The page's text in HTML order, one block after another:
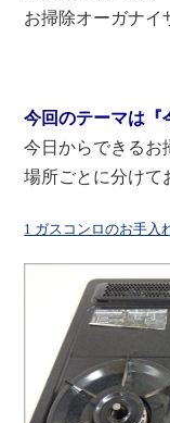
お掃除オーガナイ
今回のテーマは『
今日からできるお
場所ごとに分けて
1 ガスコンロのお手入